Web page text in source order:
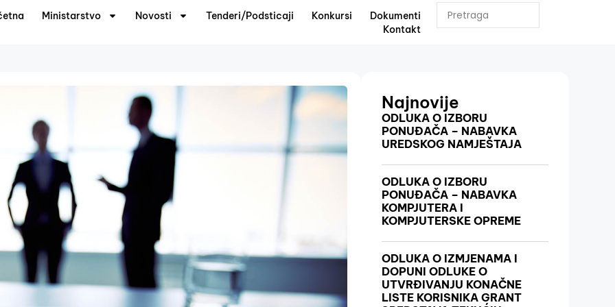
Ministarstvo Novosti Tenderi/Podsticaji Konkursi
Dokumenti
Kontakt
Najnovije
ODLUKA O IZBORU
PONUĐAČA – NABAVKA
UREDSKOG NAMJEŠTAJA
ODLUKA O IZBORU
PONUĐAČA – NABAVKA
KOMPJUTERA I
KOMPJUTERSKE OPREME
ODLUKA O IZMJENAMA I
DOPUNI ODLUKE O
UTVRĐIVANJU KONAČNE
LISTE KORISNIKA GRANT